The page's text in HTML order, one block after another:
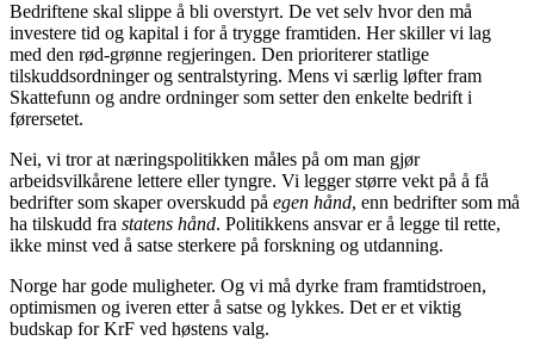
Bedriftene skal slippe å bli overstyrt. De vet selv hvor den må
investere tid og kapital i for å trygge framtiden. Her skiller vi lag
med den rød-grønne regjeringen. Den prioriterer statlige
tilskuddsordninger og sentralstyring. Mens vi særlig løfter fram
Skattefunn og andre ordninger som setter den enkelte bedrift i
førersetet.
Nei, vi tror at næringspolitikken måles på om man gjør
arbeidsvilkårene lettere eller tyngre. Vi legger større vekt på å få
bedrifter som skaper overskudd på egen hånd, enn bedrifter som må
ha tilskudd fra statens hånd. Politikkens ansvar er å legge til rette,
ikke minst ved å satse sterkere på forskning og utdanning.
Norge har gode muligheter. Og vi må dyrke fram framtidstroen,
optimismen og iveren etter å satse og lykkes. Det er et viktig
budskap for KrF ved høstens valg.